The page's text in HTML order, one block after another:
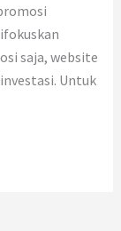
saja, website
Untuk